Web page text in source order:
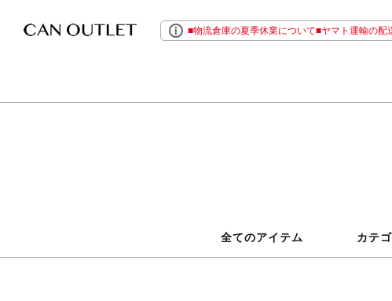
■物流倉庫の夏季休業について■ヤマト運輸の
全てのアイテム カテ